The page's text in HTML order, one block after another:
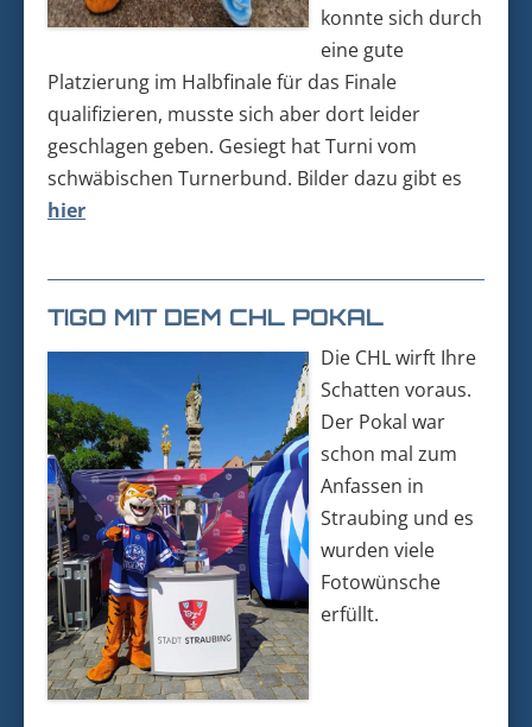
konnte sich durch
eine gute
Platzierung im Halbfinale für das Finale
qualifizieren, musste sich aber dort leider
geschlagen geben. Gesiegt hat Turni vom
schwäbischen Turnerbund. Bilder dazu gibt es
hier
TIGO MIT DEM CHL POKAL
Die CHL wirft Ihre
Schatten voraus.
Der Pokal war
schon mal zum
Anfassen in
Straubing und es
wurden viele
Fotowünsche
erfüllt.